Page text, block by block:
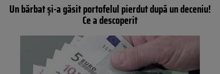
Un bărbat şi-a găsit portofelul pierdut după un deceniu!
Ce a descoperit